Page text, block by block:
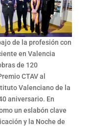
de la profesión con
en Valencia
de 120
CTAV al
Valenciano de la
aniversario. En
un eslabón clave
y la Noche de